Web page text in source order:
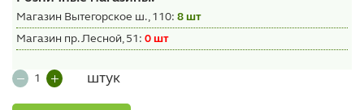
Магазин Вытегорское ш., 110: 8 шт
Магазин пр. Лесной, 51: 0 шт
штук